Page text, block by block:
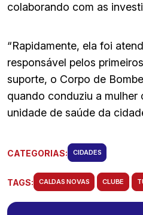
colaborando com as
“Rapidamente, ela foi
responsável pelos
suporte, o Corpo de
quando conduziu a mulher
unidade de saúde da
CATEGORIAS: CIDADES
TAGS: CALDAS NOVAS CLUBE